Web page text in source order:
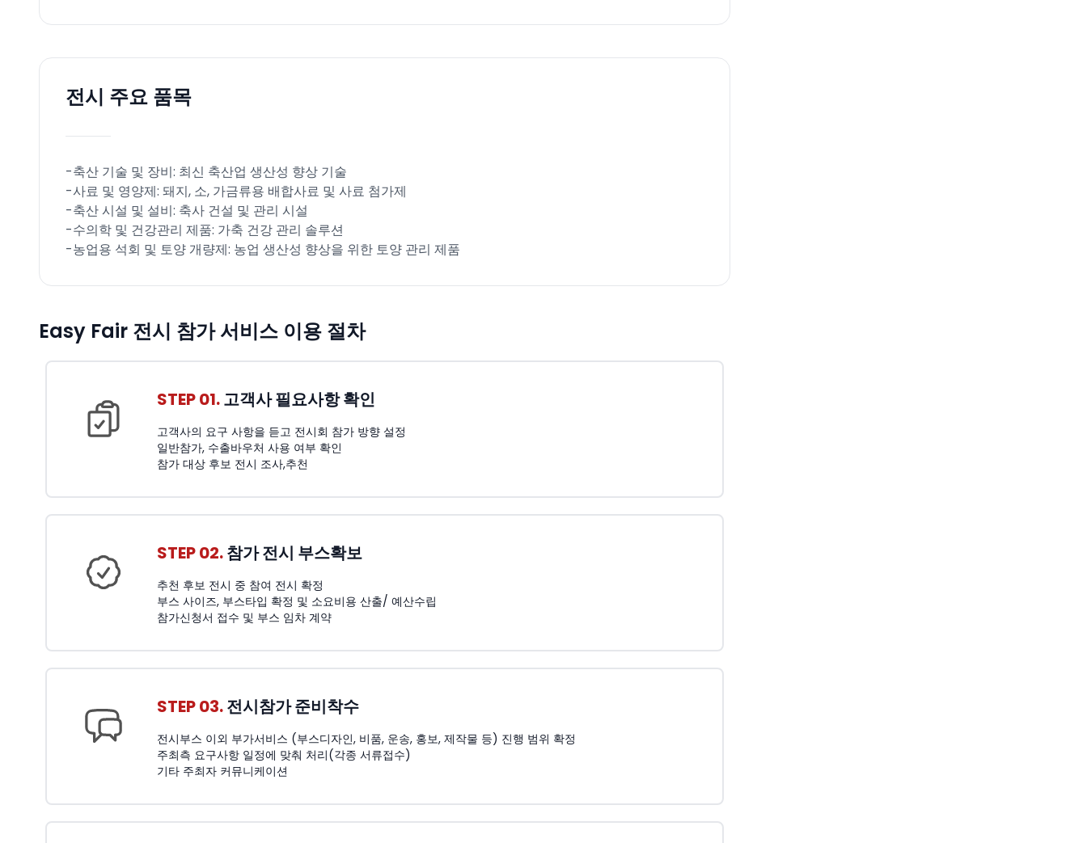
전시 주요 품목
-축산 기술 및 장비: 최신 축산업 생산성 향상 기술
-사료 및 영양제: 돼지, 소, 가금류용 배합사료 및 사료 첨가제
-축산 시설 및 설비: 축사 건설 및 관리 시설
-수의학 및 건강관리 제품: 가축 건강 관리 솔루션
-농업용 석회 및 토양 개량제: 농업 생산성 향상을 위한 토양 관리 제품
Easy Fair 전시 참가 서비스 이용 절차
STEP 01.고객사 필요사항 확인
고객사의 요구 사항을 듣고 전시회 참가 방향 설정
일반참가, 수출바우처 사용 여부 확인
참가 대상 후보 전시 조사,추천
STEP 02.참가 전시 부스확보
추천 후보 전시 중 참여 전시 확정
부스 사이즈, 부스타입 확정 및 소요비용 산출/ 예산수립
참가신청서 접수 및 부스 임차 계약
STEP 03.전시참가 준비착수
전시부스 이외 부가서비스 (부스디자인, 비품, 운송, 홍보, 제작물 등) 진행 범위 확정
주최측 요구사항 일정에 맞춰 처리(각종 서류접수)
기타 주최자 커뮤니케이션